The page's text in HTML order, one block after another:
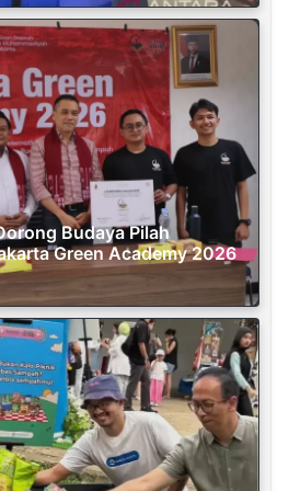
Budaya Pilah
Green Academy 2026